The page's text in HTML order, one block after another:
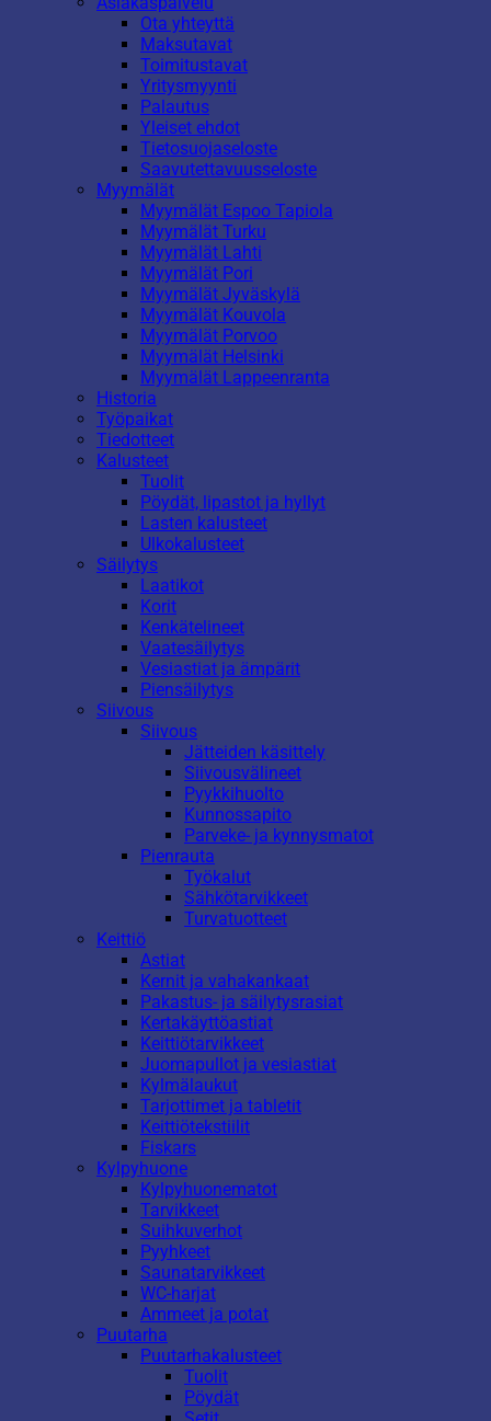
Ota yhteyttä
Maksutavat
Toimitustavat
Yritysmyynti
Palautus
Yleiset ehdot
Tietosuojaseloste
Saavutettavuusseloste
Myymälät
Myymälät Espoo Tapiola
Myymälät Turku
Myymälät Lahti
Myymälät Pori
Myymälät Jyväskylä
Myymälät Kouvola
Myymälät Porvoo
Myymälät Helsinki
Myymälät Lappeenranta
Historia
Työpaikat
Tiedotteet
Kalusteet
Tuolit
Pöydät, lipastot ja hyllyt
Lasten kalusteet
Ulkokalusteet
Säilytys
Laatikot
Korit
Kenkätelineet
Vaatesäilytys
Vesiastiat ja ämpärit
Piensäilytys
Siivous
Siivous
Jätteiden käsittely
Siivousvälineet
Pyykkihuolto
Kunnossapito
Parveke- ja kynnysmatot
Pienrauta
Työkalut
Sähkötarvikkeet
Turvatuotteet
Keittiö
Astiat
Kernit ja vahakankaat
Pakastus- ja säilytysrasiat
Kertakäyttöastiat
Keittiötarvikkeet
Juomapullot ja vesiastiat
Kylmälaukut
Tarjottimet ja tabletit
Keittiötekstiilit
Fiskars
Kylpyhuone
Kylpyhuonematot
Tarvikkeet
Suihkuverhot
Pyyhkeet
Saunatarvikkeet
WC-harjat
Ammeet ja potat
Puutarha
Puutarhakalusteet
Tuolit
Pöydät